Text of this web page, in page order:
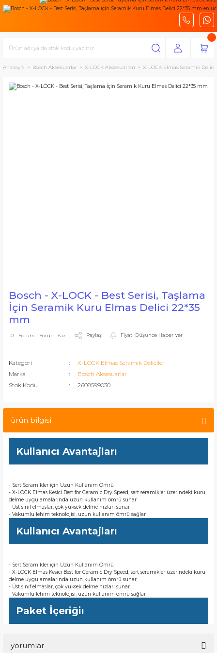
Anasayfa Bosch Aksesuarlar X-LOCK Aksesuarları X-LOCK Elmas Seramik
Bosch - X-LOCK - Best Serisi, Taşlama
İçin Seramik Kuru Elmas Delici 22*35
mm
0 - Yorum | Yorum Yaz Paylaş Fiyatı Düşünce Haber Ver
Kategori
X-LOCK Elmas Seramik Deliciler
Marka
Bosch Aksesuarlar
Stok Kodu
2608599030
ürün bilgisi
Kullanıcı Avantajları
- Sert Seramikler için Uzun Kullanım Ömrü
- X-LOCK Elmas Kesici Best for Ceramic Dry Speed, sert seramikler üzerindeki kuru
delme uygulamalarında uzun kullanım ömrü sunar
- Üst sınıf elmaslar, çok yüksek delme hızları sunar
- Vakumlu lehim teknolojisi, uzun kullanım ömrü sağlar
Kullanıcı Avantajları
- Sert Seramikler için Uzun Kullanım Ömrü
- X-LOCK Elmas Kesici Best for Ceramic Dry Speed, sert seramikler üzerindeki kuru
delme uygulamalarında uzun kullanım ömrü sunar
- Üst sınıf elmaslar, çok yüksek delme hızları sunar
- Vakumlu lehim teknolojisi, uzun kullanım ömrü sağlar
Paket İçeriğiı
yorumlar